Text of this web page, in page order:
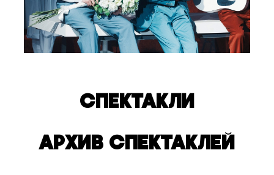
СПЕКТАКЛИ
АРХИВ СПЕКТАКЛЕЙ